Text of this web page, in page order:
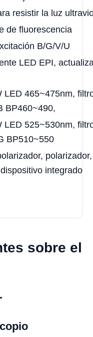
resistir la luz
de fluorescencia
B/G/V/U
LED EPI,
LED 465~475nm,
BP460~490,
LED 525~530nm,
BP510~550
polarizador,
integrado
sobre el